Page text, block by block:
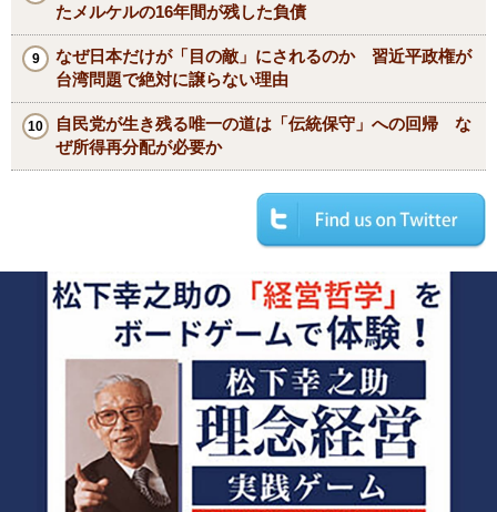
たメルケルの16年間が残した負債
なぜ日本だけが「目の敵」にされるのか 習近平政権が
台湾問題で絶対に譲らない理由
自民党が生き残る唯一の道は「伝統保守」への回帰 な
ぜ所得再分配が必要か